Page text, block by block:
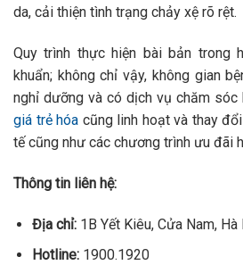
da, cải thiện tình trạng chảy xệ rõ rệt.
Quy trình thực hiện bài bản trong
khuẩn; không chỉ vậy, không gian
nghỉ dưỡng và có dịch vụ chăm sóc
giá trẻ hóa cũng linh hoạt và thay
tế cũng như các chương trình ưu đãi
Thông tin liên hệ:
Địa chỉ: 1B Yết Kiêu, Cửa Nam, Hà
Hotline:1900.1920